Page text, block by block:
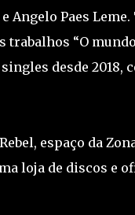
Angelo Paes
“O
desde 2018,
espaço da
loja de discos e